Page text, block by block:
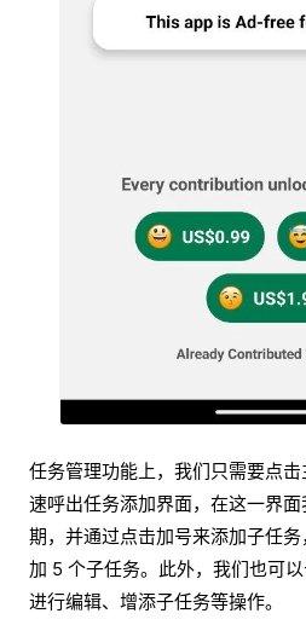
任务管理功能上，我们只需要点
速呼出任务添加界面，在这一界
期，并通过点击加号来添加子任
加 5 个子任务。此外，我们也可
进行编辑、增添子任务等操作。